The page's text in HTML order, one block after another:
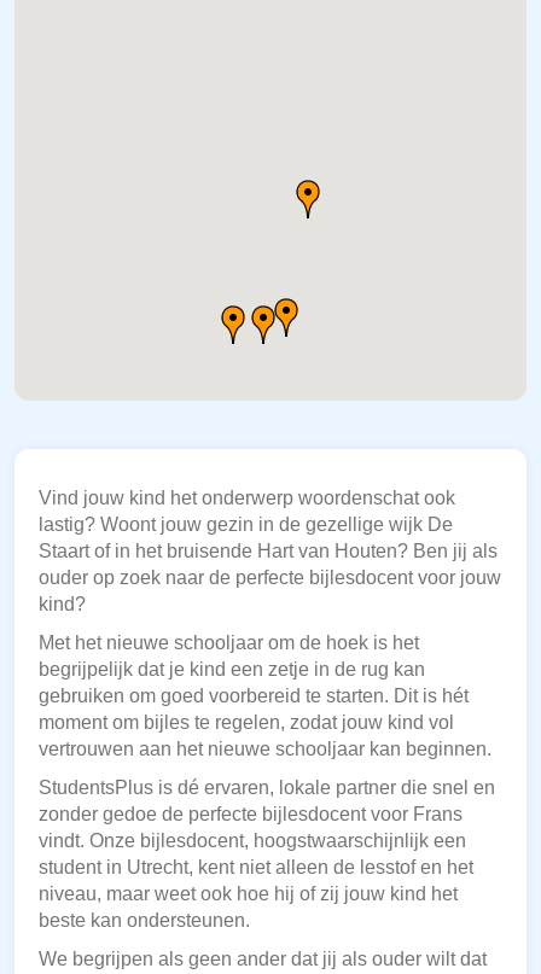
Vind jouw kind het onderwerp woordenschat ook
lastig? Woont jouw gezin in de gezellige wijk De
Staart of in het bruisende Hart van Houten? Ben jij als
ouder op zoek naar de perfecte bijlesdocent voor jouw
kind?
Met het nieuwe schooljaar om de hoek is het
begrijpelijk dat je kind een zetje in de rug kan
gebruiken om goed voorbereid te starten. Dit is hét
moment om bijles te regelen, zodat jouw kind vol
vertrouwen aan het nieuwe schooljaar kan beginnen.
StudentsPlus is dé ervaren, lokale partner die snel en
zonder gedoe de perfecte bijlesdocent voor Frans
vindt. Onze bijlesdocent, hoogstwaarschijnlijk een
student in Utrecht, kent niet alleen de lesstof en het
niveau, maar weet ook hoe hij of zij jouw kind het
beste kan ondersteunen.
We begrijpen als geen ander dat jij als ouder wilt dat